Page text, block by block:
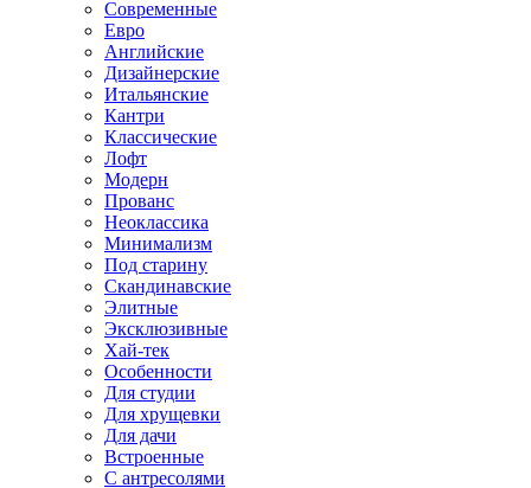
Современные
Евро
Английские
Дизайнерские
Итальянские
Кантри
Классические
Лофт
Модерн
Прованс
Неоклассика
Минимализм
Под старину
Скандинавские
Элитные
Эксклюзивные
Хай-тек
Особенности
Для студии
Для хрущевки
Для дачи
Встроенные
С антресолями